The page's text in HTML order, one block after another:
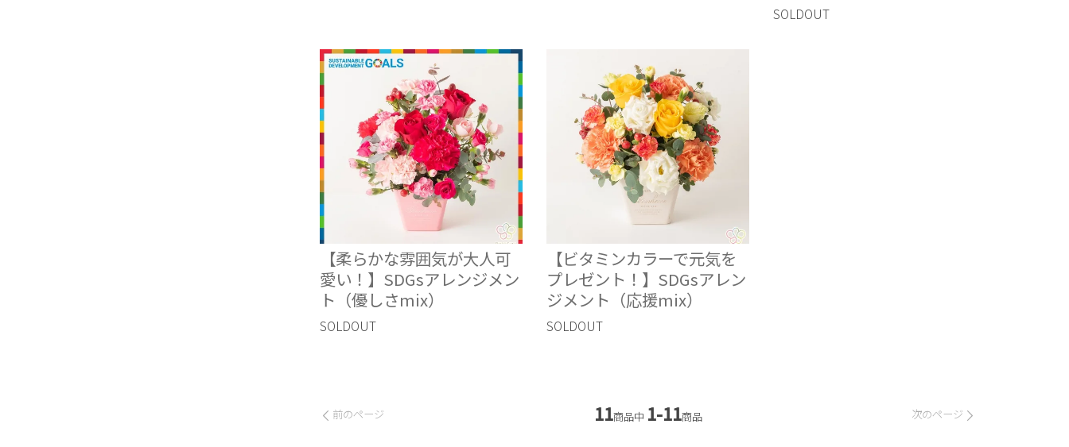
SOLDOUT
【柔らかな雰囲気が大人可
愛い！】SDGsアレンジメン
ト（優しさmix）
SOLDOUT
【ビタミンカラーで元気を
プレゼント！】SDGsアレン
ジメント（応援mix）
SOLDOUT
前のページ 11商品中 1-11商品 次のページ